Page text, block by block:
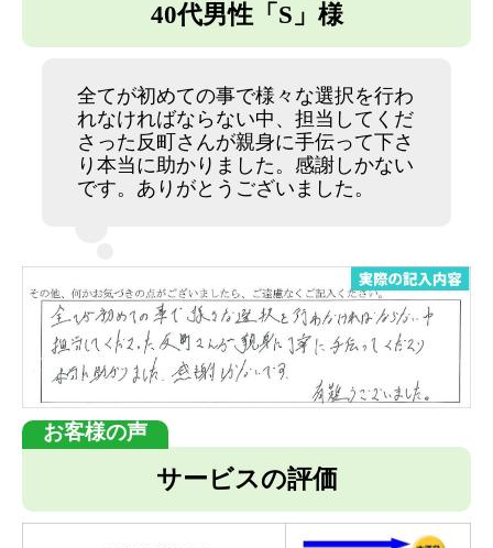
40代男性「S」様
全てが初めての事で様々な選択を行わ
れなければならない中、担当してくだ
さった反町さんが親身に手伝って下さ
り本当に助かりました。感謝しかない
です。ありがとうございました。
サービスの評価